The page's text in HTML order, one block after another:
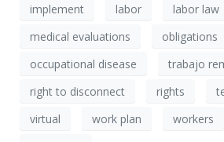
implement
labor labor law
medical evaluations
obligations
occupational disease
trabajo
right to disconnect
rights
virtual
work plan workers